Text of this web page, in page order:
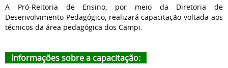
A Pró-Reitoria de Ensino, por meio da Diretoria de
Desenvolvimento Pedagógico, realizará capacitação voltada aos
técnicos da área pedagógica dos Campi.
Informações sobre a capacitação: